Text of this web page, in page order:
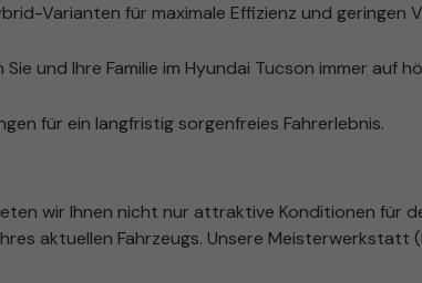
Varianten für maximale Effizienz und geringen
und Ihre Familie im Hyundai Tucson immer auf
für ein langfristig sorgenfreies Fahrerlebnis.
wir Ihnen nicht nur attraktive Konditionen für
aktuellen Fahrzeugs. Unsere